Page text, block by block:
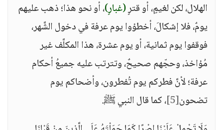
الهلال، لكن لغيمٍ، أو قترٍ(غبارٍ)، أو نحو هذا؛ ذهب عليهم
يومٌ، فلا إشكالَ، أخطؤوا يوم عرفة في دخول الشَّهر،
فوقفوا يوم ثمانية، أو يوم عشرة، هذا المكلَّف غير
مُؤاخذ، وحجّهم صحيحٌ، وتترتب عليه جميعُ أحكام
عرفة؛ لأنَّ فطركم يوم تُفطرون، وأضحاكم يوم
تضحون[5] ، كما قال النبي ﷺ.